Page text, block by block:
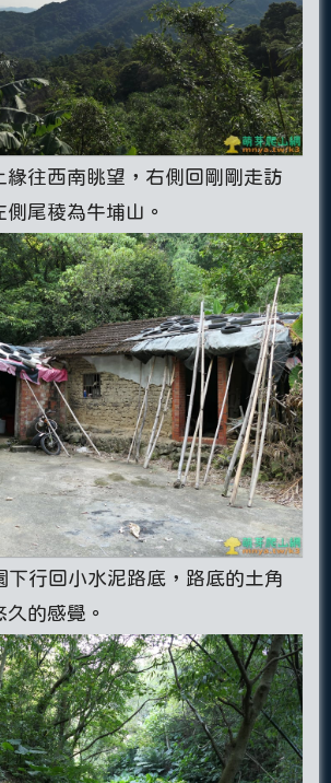
往西南眺望，右側回剛剛走訪
尾稜為牛埔山。
行回小水泥路底，路底的土角
的感覺。